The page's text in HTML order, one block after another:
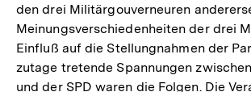
den drei Militärgouverneuren
Meinungsverschiedenheiten der drei
Einfluß auf die Stellungnahmen der
zutage tretende Spannungen
und der SPD waren die Folgen. Die